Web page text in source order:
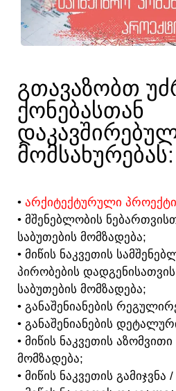
ᲒᲗᲐᲕᲐᲖᲝᲑᲗ
ᲥᲝᲜᲔᲑᲐᲡᲗᲐᲜ
ᲛᲝᲛᲡᲐᲮᲣᲠᲔᲑᲐᲡ:​
• ᲐᲠᲥᲘᲢᲔᲥᲢᲣᲠᲣᲚᲘ
• ᲛᲨᲔᲜᲔᲑᲚᲝᲑᲘᲡ
ᲡᲐᲑᲣᲗᲔᲑᲘᲡ ᲛᲝᲛᲖᲐᲓᲔᲑᲐ;
• ᲛᲘᲬᲘᲡ ᲜᲐᲙᲕᲔᲗᲘᲡ
ᲞᲘᲠᲝᲑᲔᲑᲘᲡ
ᲡᲐᲑᲣᲗᲔᲑᲘᲡ ᲛᲝᲛᲖᲐᲓᲔᲑᲐ;
• ᲒᲐᲜᲐᲨᲔᲜᲘᲐᲜᲔᲑᲘᲡ
• ᲒᲐᲜᲐᲨᲔᲜᲘᲐᲜᲔᲑᲘᲡ
• ᲛᲘᲬᲘᲡ ᲜᲐᲙᲕᲔᲗᲘᲡ ᲐᲖᲝᲛᲕᲘᲗᲘ
ᲛᲝᲛᲖᲐᲓᲔᲑᲐ;
• ᲛᲘᲬᲘᲡ ᲜᲐᲙᲕᲔᲗᲘᲡ ᲒᲐᲛᲘᲯᲕᲜᲐ